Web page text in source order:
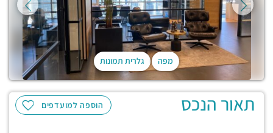
מפה גלרית תמונות
הוספה למועדפים תאור הנכס